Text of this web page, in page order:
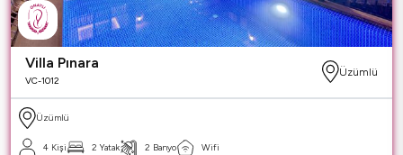
Villa Pınara
VC-1012
Üzümlü
Üzümlü
4 Kişi 2 Yatak 2 Banyo Wifi